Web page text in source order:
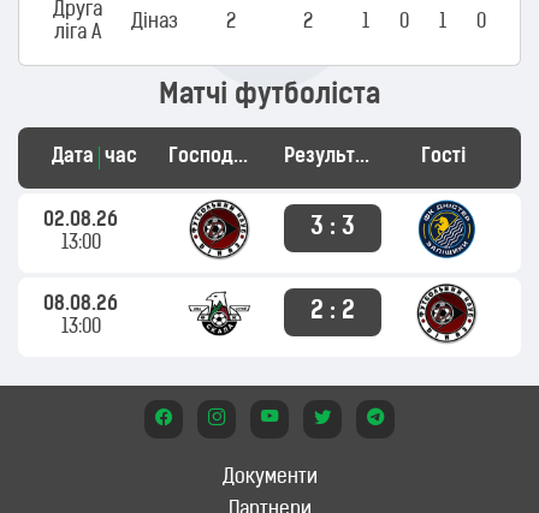
Друга
ліга А
Діназ 2 2 1 0 1 0
Матчі футболіста
Дата час Господарі Результат Гості
02.08.26
13:00
3 : 3
08.08.26
13:00
2 : 2
Документи